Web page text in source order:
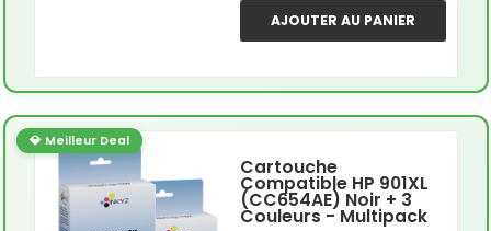
AJOUTER AU PANIER
💎 Meilleur Deal
Cartouche
Compatible HP 901XL
(CC654AE) Noir + 3
Couleurs - Multipack